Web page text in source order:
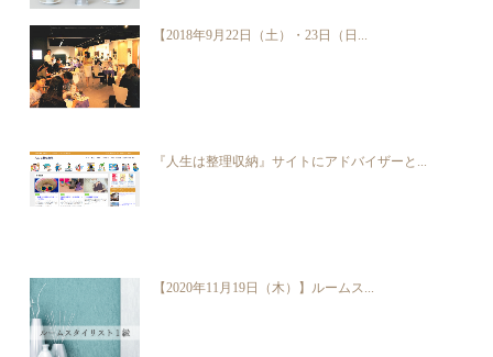
【2018年9月22日（土）・23日（日...
『人生は整理収納』サイトにアドバイザーと...
【2020年11月19日（木）】ルームス...